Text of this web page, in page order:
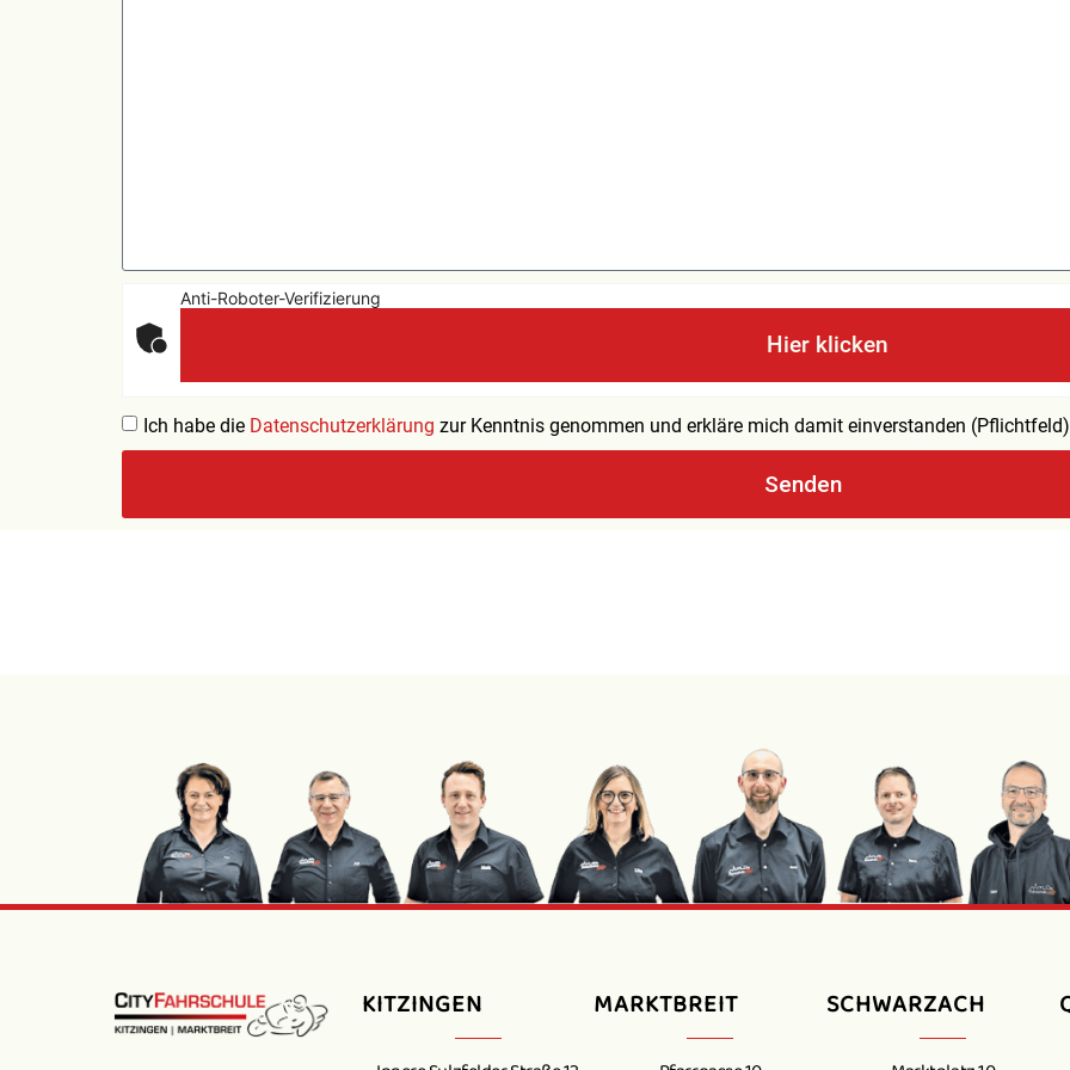
Anti-Roboter-Verifizierung
Hier klicken
Ich habe die Datenschutzerklärung zur Kenntnis genommen und erkläre mich damit einverstanden
Senden
KITZINGEN MARKTBREIT SCHWARZACH